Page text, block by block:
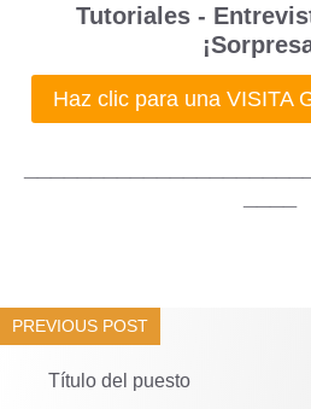
Tutoriales -
Haz clic para una VISITA
PREVIOUS POST
Título del puesto